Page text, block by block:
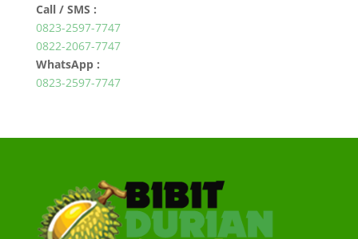
Call / SMS :
0823-2597-7747
0822-2067-7747
WhatsApp :
0823-2597-7747